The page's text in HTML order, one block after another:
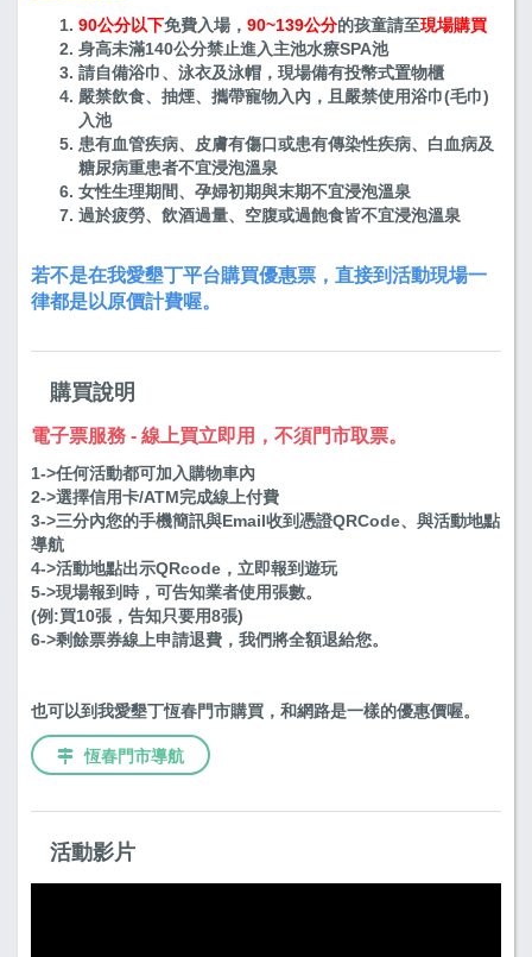
90公分以下免費入場， 90~139公分的孩童請至現場購買
身高未滿140公分禁止進入主池水療SPA池
請自備浴巾、泳衣及泳帽，現場備有投幣式置物櫃
嚴禁飲食、抽煙、攜帶寵物入內，且嚴禁使用浴巾(毛巾)
入池
患有血管疾病、皮膚有傷口或患有傳染性疾病、白血病及
糖尿病重患者不宜浸泡溫泉
女性生理期間、孕婦初期與末期不宜浸泡溫泉
過於疲勞、飲酒過量、空腹或過飽食皆不宜浸泡溫泉
若不是在我愛墾丁平台購買優惠票，直接到活動現場一
律都是以原價計費喔。
購買說明
電子票服務 - 線上買立即用，不須門市取票。
1->任何活動都可加入購物車內
2->選擇信用卡/ATM完成線上付費
3->三分內您的手機簡訊與Email收到憑證QRCode、與活動地點
導航
4->活動地點出示QRcode，立即報到遊玩
5->現場報到時，可告知業者使用張數。
(例:買10張，告知只要用8張)
6->剩餘票券線上申請退費，我們將全額退給您。
也可以到我愛墾丁恆春門市購買，和網路是一樣的優惠價喔。
恆春門市導航
活動影片